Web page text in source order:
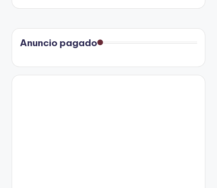
Anuncio pagado